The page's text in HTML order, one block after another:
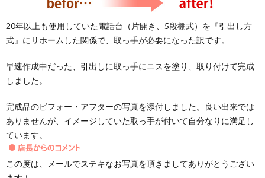
20年以上も使用していた電話台（片開き、5段棚式）を『引出し方
式』にリホームした関係で、取っ手が必要になった訳です。
早速作成中だった、引出しに取っ手にニスを塗り、取り付けて完成
しました。
完成品のビフォー・アフターの写真を添付しました。良い出来では
ありませんが、イメージしていた取っ手が付いて自分なりに満足し
ています。
この度は、メールでステキなお写真を頂きましてありがとうござい